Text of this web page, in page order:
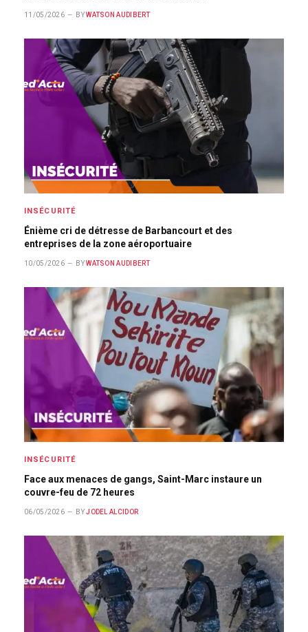
11/05/2026 BY WATSON AUDIBERT
INSÉCURITÉ
Énième cri de détresse de Barbancourt et des
entreprises de la zone aéroportuaire
10/05/2026 BY WATSON AUDIBERT
INSÉCURITÉ
Face aux menaces de gangs, Saint-Marc instaure un
couvre-feu de 72 heures
06/05/2026 BY JODEL ALCIDOR